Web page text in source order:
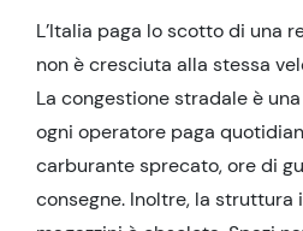
L’Italia paga lo scotto di una
non è cresciuta alla stessa
La congestione stradale è
ogni operatore paga
carburante sprecato, ore di
consegne. Inoltre, la struttura